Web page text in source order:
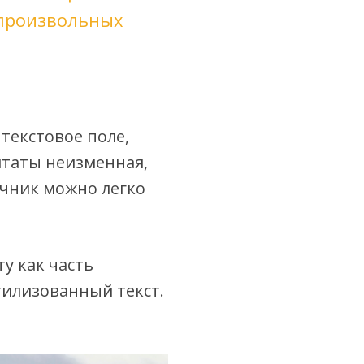
поле,
неизменная,
можно легко
как часть
текст.